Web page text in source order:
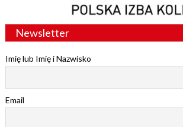
Newsletter
Imię lub Imię i Nazwisko
Email